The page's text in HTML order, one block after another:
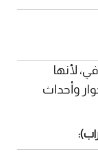
لأنها
وأحداث